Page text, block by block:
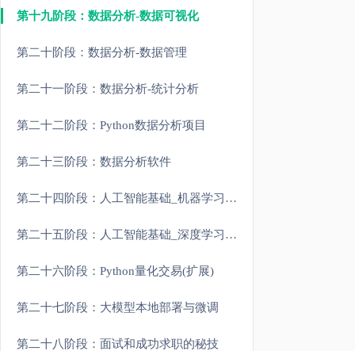
第十九阶段：数据分析-数据可视化
第二十阶段：数据分析-数据管理
第二十一阶段：数据分析-统计分析
第二十二阶段：Python数据分析项目
第二十三阶段：数据分析软件
第二十四阶段：人工智能基础_机器学习理论与实战
第二十五阶段：人工智能基础_深度学习理论与实战
第二十六阶段：Python量化交易(扩展)
第二十七阶段：大模型本地部署与微调
第二十八阶段：面试和成功求职的秘技